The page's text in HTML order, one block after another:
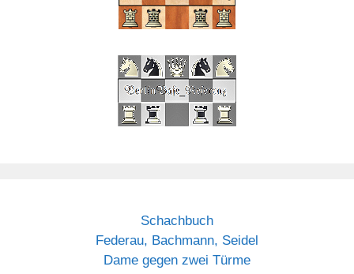
Schachbuch
Federau, Bachmann, Seidel
Dame gegen zwei Türme